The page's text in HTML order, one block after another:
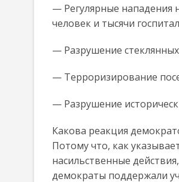
— Регулярные нападения
человек и тысячи
— Разрушение
— Терроризирование
— Разрушение
Какова реакция
Потому что, как
насильственные
демократы поддержали